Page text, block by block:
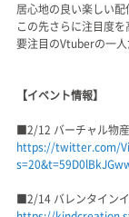
居心地の良い楽しい配
この先さらに注目度を
要注目のVtuberの一人
【イベント情報】
■2/12 バーチャル物
https://twitter.com/
■2/14 バレンタイン